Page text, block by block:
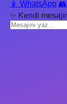
📱 WhatsApp
✨ Kendi